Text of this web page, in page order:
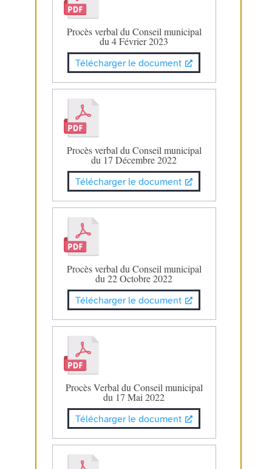
Procès verbal du Conseil municipal
du 4 Février 2023
Télécharger le document
Procès verbal du Conseil municipal
du 17 Décembre 2022
Télécharger le document
Procès verbal du Conseil municipal
du 22 Octobre 2022
Télécharger le document
Procès Verbal du Conseil municipal
du 17 Mai 2022
Télécharger le document